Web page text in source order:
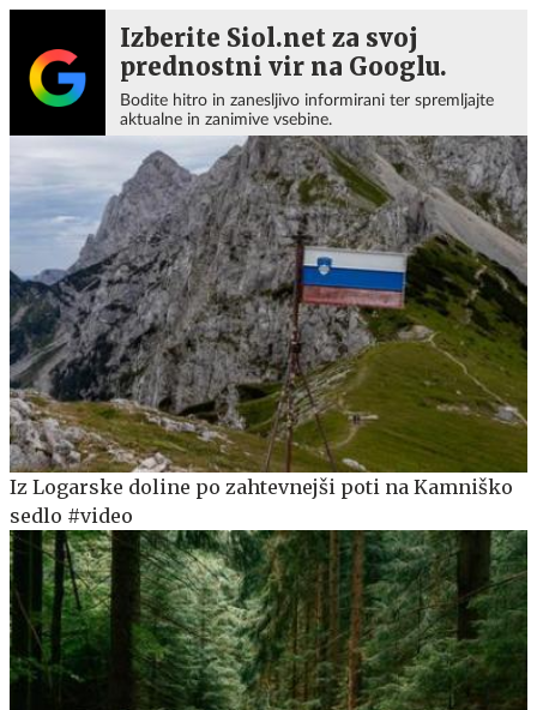
Izberite Siol.net za svoj
prednostni vir na Googlu.
Bodite hitro in zanesljivo informirani ter spremljajte
aktualne in zanimive vsebine.
Iz Logarske doline po zahtevnejši poti na Kamniško
sedlo #video